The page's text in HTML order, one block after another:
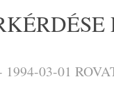
1994-03-01